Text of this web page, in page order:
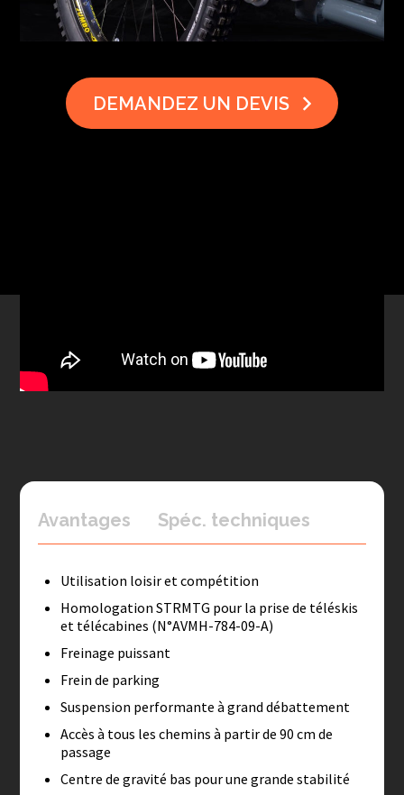
DEMANDEZ UN DEVIS
Avantages Spéc. techniques
Utilisation loisir et compétition
Homologation STRMTG pour la prise de téléskis
et télécabines (N°AVMH-784-09-A)
Freinage puissant
Frein de parking
Suspension performante à grand débattement
Accès à tous les chemins à partir de 90 cm de
passage
Centre de gravité bas pour une grande stabilité